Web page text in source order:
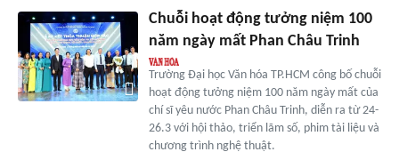
Chuỗi hoạt động tưởng niệm 100
năm ngày mất Phan Châu Trinh
Trường Đại học Văn hóa TP.HCM công bố chuỗi
hoạt động tưởng niệm 100 năm ngày mất của
chí sĩ yêu nước Phan Châu Trinh, diễn ra từ 24-
26.3 với hội thảo, triển lãm số, phim tài liệu và
chương trình nghệ thuật.